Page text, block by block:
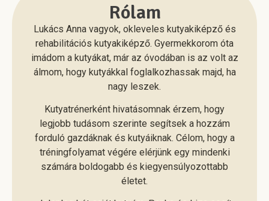
Rólam
Lukács Anna vagyok, okleveles kutyakiképző és
rehabilitációs kutyakiképző. Gyermekkorom óta
imádom a kutyákat, már az óvodában is az volt az
álmom, hogy kutyákkal foglalkozhassak majd, ha
nagy leszek.
Kutyatrénerként hivatásomnak érzem, hogy
legjobb tudásom szerinte segítsek a hozzám
forduló gazdáknak és kutyáiknak. Célom, hogy a
tréningfolyamat végére elérjünk egy mindenki
számára boldogabb és kiegyensúlyozottabb
életet.